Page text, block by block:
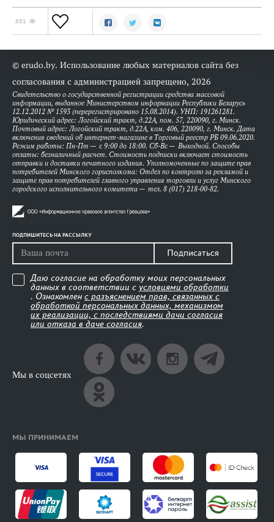
881
© erudo.by. Использование любых материалов сайта без
согласования с администрацией запрещено, 2026
Свидетельство о государственной регистрации средства массовой
информации, выданное Министерством информации Республики Беларусь
12.12.2012 № 1593 (перерегистрировано 15.08.2014). УНП: 191261281.
Юридический адрес: Логойский тракт, д.22А, пом. 57, 220090, г. Минск.
Почтовый адрес: Логойский тракт, д.22А, ком. 406, 220090, г. Минск. Дата
включения сведений об интернет-магазине в Торговый реестр РБ 09.06.2020.
Режим работы: Пн-Пт — с 9:00 до 18:00. Сб-Вс — Выходной. Способы
оплаты: безналичный расчет. Стоимость подписки включает стоимость
отправки и доставки печатного издания. Уполномоченные по защите прав
потребителей Минского горисполкома: Отдел по контролю за рекламой и
защите прав потребителей главного управления торговли и услуг Минского
городского исполнительного комитета — тел. 8 (017) 218-00-82.
ПОДПИШИТЕСЬ НА РАССЫЛКУ
Подписаться
Даю согласие на обработку моих персональных
данных в соответствии с условиями обработки
. Ознакомлен с разъяснением прав, связанных с
обработкой персональных данных, механизмом
их реализации, с последствиями дачи согласия
или отказа в даче согласия.
Мы в соцсетях
МЫ ПРИНИМАЕМ